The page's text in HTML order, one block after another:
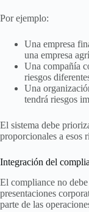
Por ejemplo:
Una empresa
una empresa
Una compañía
riesgos
Una
tendrá riesgos
El sistema debe
proporcionales a esos
Integración del
El compliance no
presentaciones
parte de las